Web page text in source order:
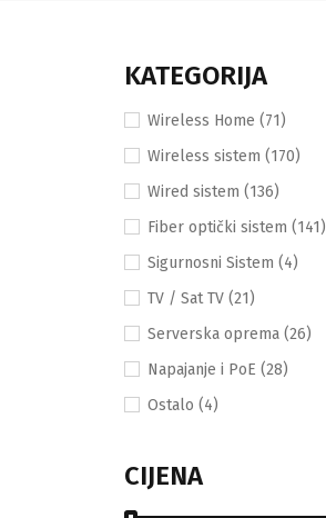
KATEGORIJA
Wireless Home (71)
Wireless sistem (170)
Wired sistem (136)
Fiber optički sistem (141)
Sigurnosni Sistem (4)
TV / Sat TV (21)
Serverska oprema (26)
Napajanje i PoE (28)
Ostalo (4)
CIJENA